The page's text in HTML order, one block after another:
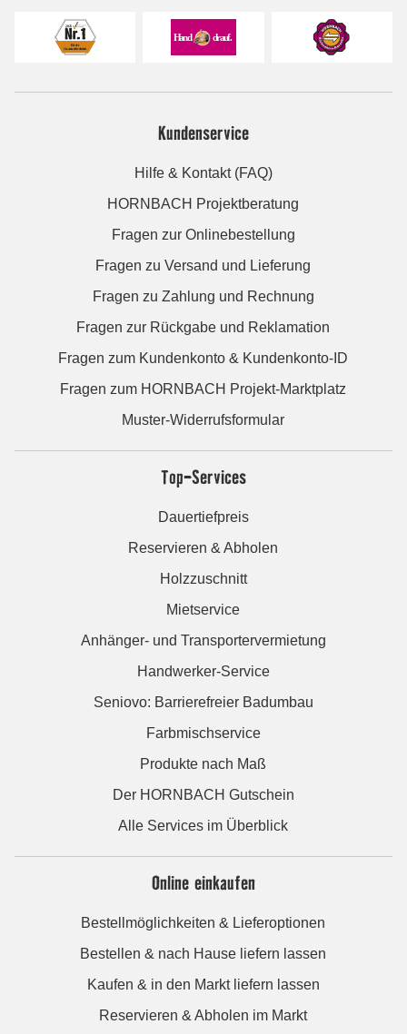
Kundenservice
Hilfe & Kontakt (FAQ)
HORNBACH Projektberatung
Fragen zur Onlinebestellung
Fragen zu Versand und Lieferung
Fragen zu Zahlung und Rechnung
Fragen zur Rückgabe und Reklamation
Fragen zum Kundenkonto & Kundenkonto-ID
Fragen zum HORNBACH Projekt-Marktplatz
Muster-Widerrufsformular
Top-Services
Dauertiefpreis
Reservieren & Abholen
Holzzuschnitt
Mietservice
Anhänger- und Transportervermietung
Handwerker-Service
Seniovo: Barrierefreier Badumbau
Farbmischservice
Produkte nach Maß
Der HORNBACH Gutschein
Alle Services im Überblick
Online einkaufen
Bestellmöglichkeiten & Lieferoptionen
Bestellen & nach Hause liefern lassen
Kaufen & in den Markt liefern lassen
Reservieren & Abholen im Markt